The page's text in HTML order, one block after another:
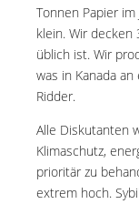
Tonnen Papier
klein. Wir decken
üblich ist. Wir
was in Kanada
Ridder.
Alle Diskutanten
Klimaschutz,
prioritär zu
extrem hoch.